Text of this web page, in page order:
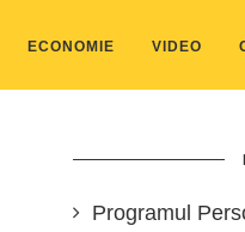
ECONOMIE VIDEO
Programul